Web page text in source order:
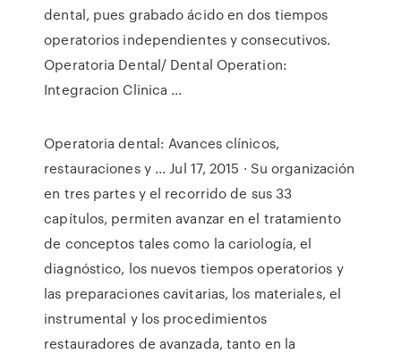
dental, pues grabado ácido en dos tiempos
operatorios independientes y consecutivos.
Operatoria Dental/ Dental Operation:
Integracion Clinica ...
Operatoria dental: Avances clínicos,
restauraciones y ... Jul 17, 2015 · Su organización
en tres partes y el recorrido de sus 33
capítulos, permiten avanzar en el tratamiento
de conceptos tales como la cariología, el
diagnóstico, los nuevos tiempos operatorios y
las preparaciones cavitarias, los materiales, el
instrumental y los procedimientos
restauradores de avanzada, tanto en la